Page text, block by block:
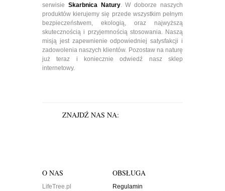
serwisie Skarbnica Natury. W doborze naszych
produktów kierujemy się przede wszystkim pełnym
bezpieczeństwem, ekologią, oraz najwyższą
skutecznością i przyjemnością stosowania. Naszą
misją jest zapewnienie odpowiedniej satysfakcji i
zadowolenia naszych klientów. Pozostaw na naturę
już teraz i koniecznie odwiedź nasz sklep
internetowy.
ZNAJDŹ NAS NA:
O NAS
LifeTree.pl
OBSŁUGA
Regulamin